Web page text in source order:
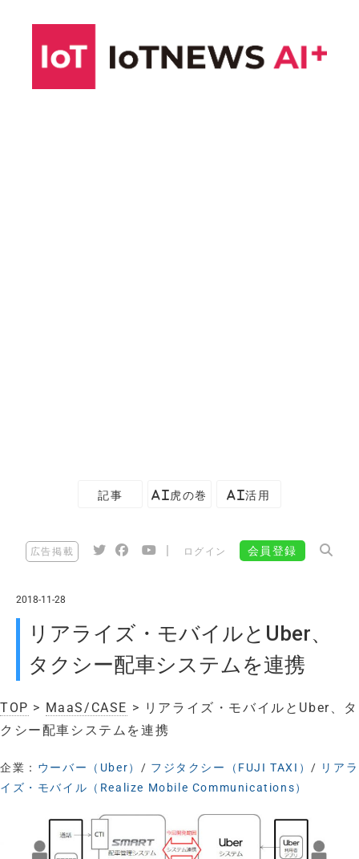
記事 AI虎の巻 AI活用
広告掲載 ログイン 会員登録
2018-11-28
リアライズ・モバイルとUber、
タクシー配車システムを連携
TOP > MaaS/CASE > リアライズ・モバイルとUber、タ
クシー配車システムを連携
企業： ウーバー（Uber） / フジタクシー（FUJI TAXI）/ リアラ
イズ・モバイル（Realize Mobile Communications）